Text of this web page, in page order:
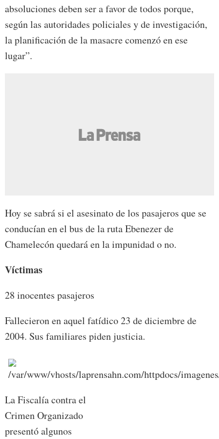
absoluciones deben ser a favor de todos porque,
según las autoridades policiales y de investigación,
la planificación de la masacre comenzó en ese
lugar”.
Hoy se sabrá si el asesinato de los pasajeros que se
conducían en el bus de la ruta Ebenezer de
Chamelecón quedará en la impunidad o no.
Víctimas
28 inocentes pasajeros
Fallecieron en aquel fatídico 23 de diciembre de
2004. Sus familiares piden justicia.
La Fiscalía contra el
Crimen Organizado
presentó algunos